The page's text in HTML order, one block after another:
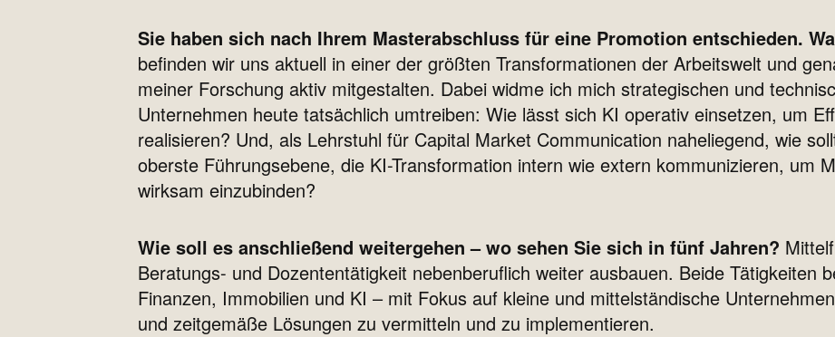
Sie haben sich nach Ihrem Masterabschluss für eine Promotion entschieden.
befinden wir uns aktuell in einer der größten Transformationen der Arbeitswelt und
meiner Forschung aktiv mitgestalten. Dabei widme ich mich strategischen und
Unternehmen heute tatsächlich umtreiben: Wie lässt sich KI operativ einsetzen, um
realisieren? Und, als Lehrstuhl für Capital Market Communication naheliegend, wie
oberste Führungsebene, die KI-Transformation intern wie extern kommunizieren, um
wirksam einzubinden?
Wie soll es anschließend weitergehen – wo sehen Sie sich in fünf Jahren?
Beratungs- und Dozententätigkeit nebenberuflich weiter ausbauen. Beide Tätigkeiten
Finanzen, Immobilien und KI – mit Fokus auf kleine und mittelständische
und zeitgemäße Lösungen zu vermitteln und zu implementieren.